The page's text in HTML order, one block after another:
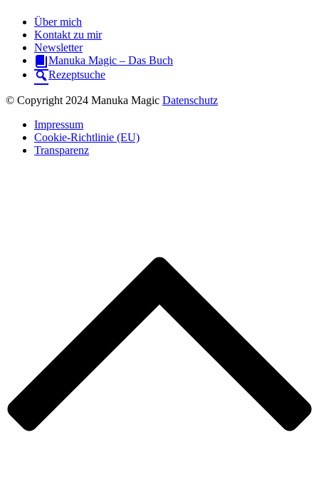
Über mich
Kontakt zu mir
Newsletter
Manuka Magic – Das Buch
Rezeptsuche
© Copyright 2024 Manuka Magic Datenschutz
Impressum
Cookie-Richtlinie (EU)
Transparenz